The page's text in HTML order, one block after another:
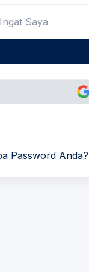
Ingat Saya
Password Anda?